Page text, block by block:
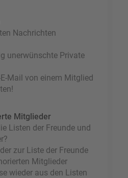
Nachrichten
unerwünschte Private
Mail von einem Mitglied
Mitglieder
Listen der Freunde und
zur Liste der Freunde
Mitglieder
wieder aus den Listen